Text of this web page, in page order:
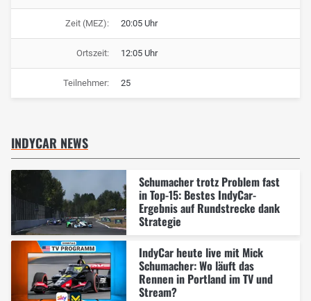
Zeit (MEZ): 20:05 Uhr
Ortszeit: 12:05 Uhr
Teilnehmer: 25
INDYCAR NEWS
Schumacher trotz Problem fast
in Top-15: Bestes IndyCar-
Ergebnis auf Rundstrecke dank
Strategie
IndyCar heute live mit Mick
Schumacher: Wo läuft das
Rennen in Portland im TV und
Stream?